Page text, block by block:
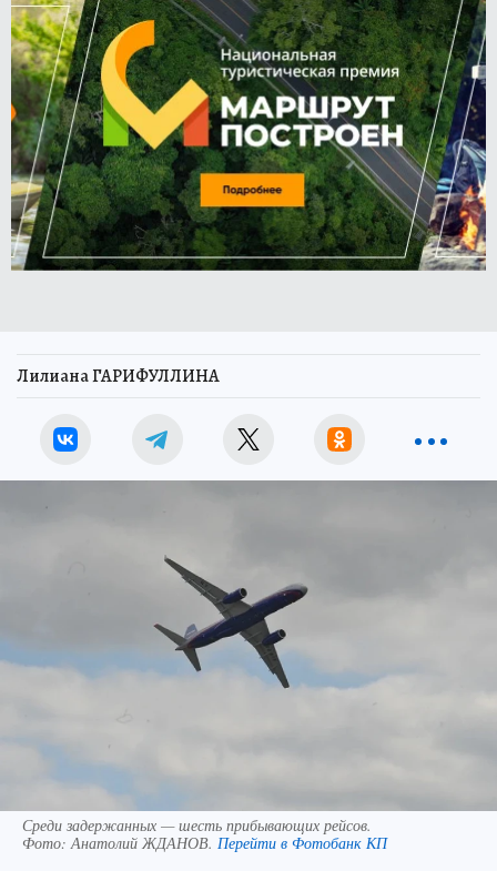
Лилиана ГАРИФУЛЛИНА
Среди задержанных — шесть прибывающих рейсов.
Фото:Анатолий ЖДАНОВ. Перейти в Фотобанк КП